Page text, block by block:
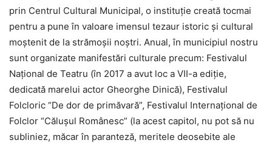
prin Centrul Cultural Municipal, o instituţie creată tocmai
pentru a pune în valoare imensul tezaur istoric şi cultural
moştenit de la strămoşii noştri. Anual, în municipiul nostru
sunt organizate manifestări culturale precum: Festivalul
Naţional de Teatru (în 2017 a avut loc a VII-a ediţie,
dedicată marelui actor Gheorghe Dinică), Festivalul
Folcloric “De dor de primăvară”, Festivalul Internaţional de
Folclor “Căluşul Românesc” (la acest capitol, nu pot să nu
subliniez, măcar în paranteză, meritele deosebite ale